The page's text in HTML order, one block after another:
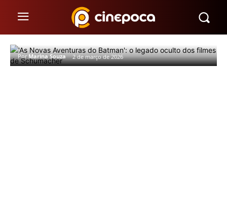
‘As Novas Aventuras do Batman’: o
legado oculto dos filmes de
Por Marina Souza 2 de março de 2026